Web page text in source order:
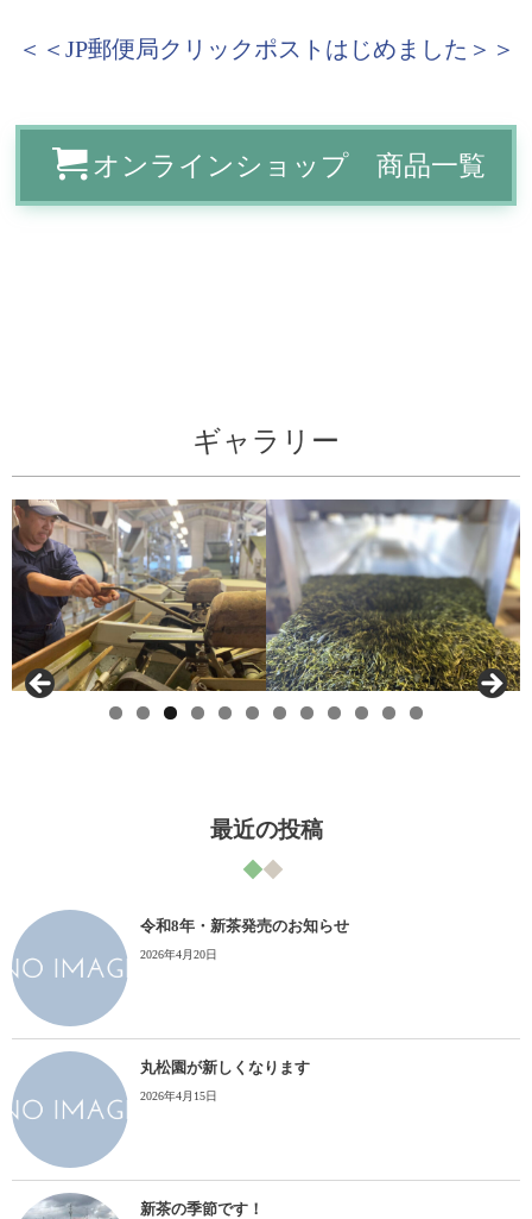
＜＜JP郵便局クリックポストはじめました＞＞
オンラインショップ 商品一覧
ギャラリー
最近の投稿
令和8年・新茶発売のお知らせ
2026年4月20日
丸松園が新しくなります
2026年4月15日
新茶の季節です！